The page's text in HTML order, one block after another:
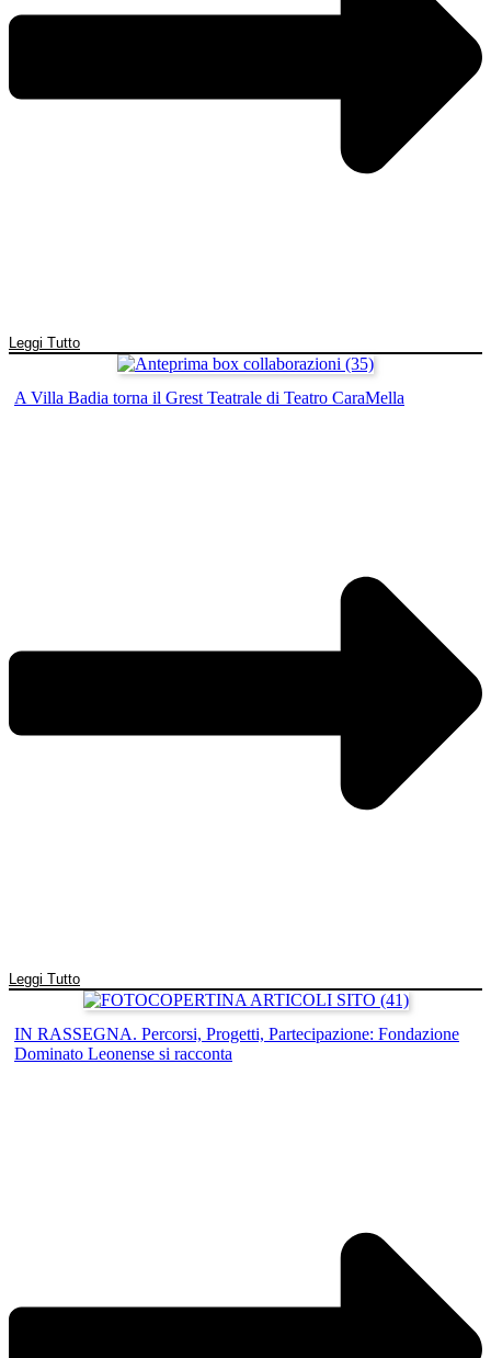
Leggi Tutto
A Villa Badia torna il Grest Teatrale di Teatro CaraMella
Leggi Tutto
IN RASSEGNA. Percorsi, Progetti, Partecipazione: Fondazione
Dominato Leonense si racconta